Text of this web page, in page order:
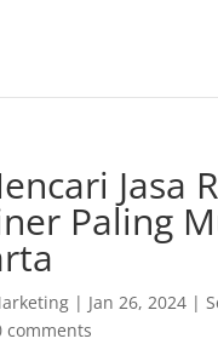
Jasa
Paling
| Jan 26, 2024|
comments